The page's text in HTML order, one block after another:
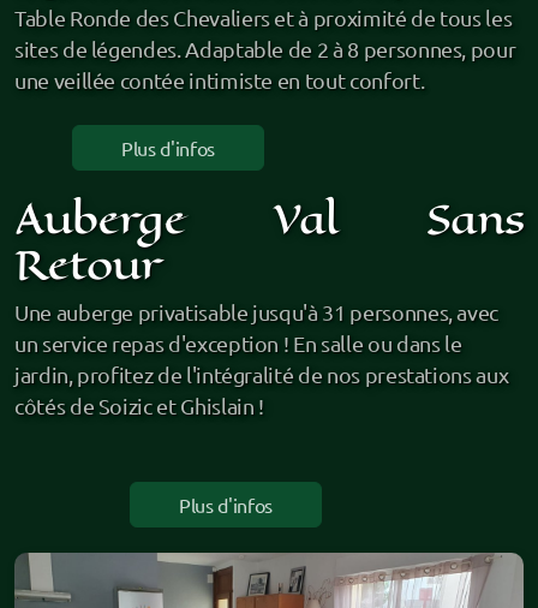
Table Ronde des Chevaliers et à proximité de tous les
sites de légendes. Adaptable de 2 à 8 personnes, pour
une veillée contée intimiste en tout confort.
Plus d'infos
Auberge Val Sans
Retour
Une auberge privatisable jusqu'à 31 personnes, avec
un service repas d'exception ! En salle ou dans le
jardin, profitez de l'intégralité de nos prestations aux
côtés de Soizic et Ghislain !
Plus d'infos